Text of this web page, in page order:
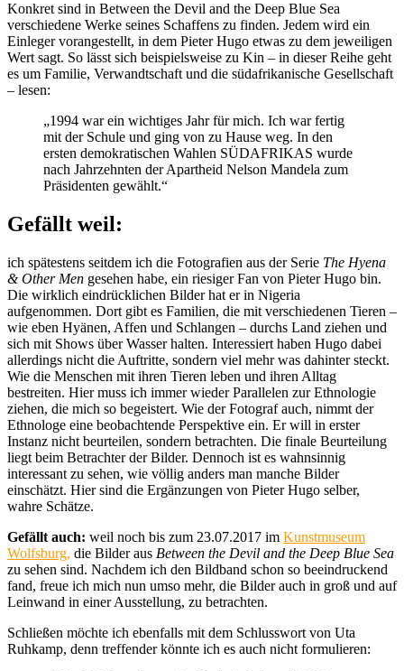
Konkret sind in Between the Devil and the Deep Blue Sea
verschiedene Werke seines Schaffens zu finden. Jedem wird ein
Einleger vorangestellt, in dem Pieter Hugo etwas zu dem jeweiligen
Wert sagt. So lässt sich beispielsweise zu Kin – in dieser Reihe geht
es um Familie, Verwandtschaft und die südafrikanische Gesellschaft
– lesen:
„1994 war ein wichtiges Jahr für mich. Ich war fertig
mit der Schule und ging von zu Hause weg. In den
ersten demokratischen Wahlen SÜDAFRIKAS wurde
nach Jahrzehnten der Apartheid Nelson Mandela zum
Präsidenten gewählt.“
Gefällt weil:
ich spätestens seitdem ich die Fotografien aus der Serie The Hyena
& Other Men gesehen habe, ein riesiger Fan von Pieter Hugo bin.
Die wirklich eindrücklichen Bilder hat er in Nigeria
aufgenommen. Dort gibt es Familien, die mit verschiedenen Tieren –
wie eben Hyänen, Affen und Schlangen – durchs Land ziehen und
sich mit Shows über Wasser halten. Interessiert haben Hugo dabei
allerdings nicht die Auftritte, sondern viel mehr was dahinter steckt.
Wie die Menschen mit ihren Tieren leben und ihren Alltag
bestreiten. Hier muss ich immer wieder Parallelen zur Ethnologie
ziehen, die mich so begeistert. Wie der Fotograf auch, nimmt der
Ethnologe eine beobachtende Perspektive ein. Er will in erster
Instanz nicht beurteilen, sondern betrachten. Die finale Beurteilung
liegt beim Betrachter der Bilder. Dennoch ist es wahnsinnig
interessant zu sehen, wie völlig anders man manche Bilder
einschätzt. Hier sind die Ergänzungen von Pieter Hugo selber,
wahre Schätze.
Gefällt auch: weil noch bis zum 23.07.2017 im Kunstmuseum
Wolfsburg, die Bilder aus Between the Devil and the Deep Blue Sea
zu sehen sind. Nachdem ich den Bildband schon so beeindruckend
fand, freue ich mich nun umso mehr, die Bilder auch in groß und auf
Leinwand in einer Ausstellung, zu betrachten.
Schließen möchte ich ebenfalls mit dem Schlusswort von Uta
Ruhkamp, denn treffender könnte ich es auch nicht formulieren: